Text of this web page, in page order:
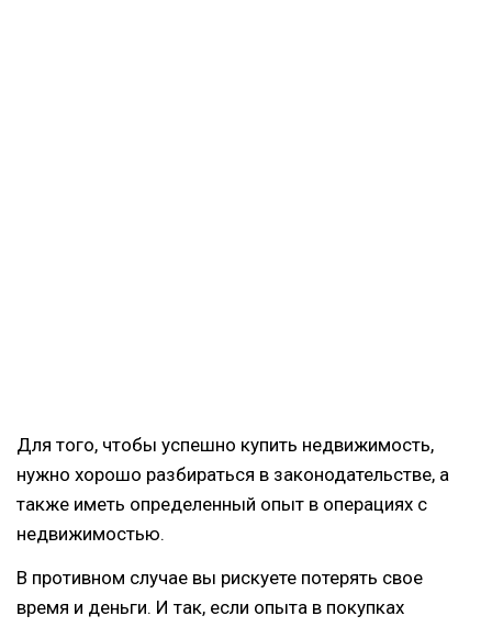
Для того, чтобы успешно купить недвижимость,
нужно хорошо разбираться в законодательстве, а
также иметь определенный опыт в операциях с
недвижимостью.
В противном случае вы рискуете потерять свое
время и деньги. И так, если опыта в покупках